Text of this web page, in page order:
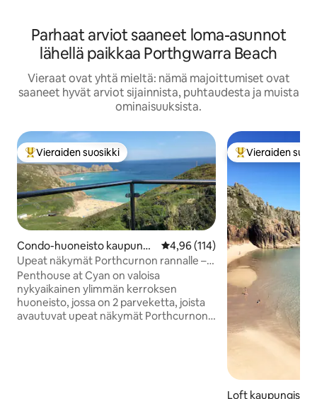
Parhaat arviot saaneet loma-asunnot
lähellä paikkaa Porthgwarra Beach
Vieraat ovat yhtä mieltä: nämä majoittumiset ovat
saaneet hyvät arviot sijainnista, puhtaudesta ja muista
ominaisuuksista.
Vieraiden suosikkien parhaimmistoa
Vieraiden suosikki
Condo-huoneisto kaupungi
ssa Porthcurno
Keskimääräinen arvio 4,96/5,
4,96 (114)
Upeat näkymät Porthcurnon rannalle – 6
hengen majoitus
Penthouse at Cyan on valoisa
nykyaikainen ylimmän kerroksen
huoneisto, jossa on 2 parveketta, joista
avautuvat upeat näkymät Porthcurnon
Vieraiden
Vieraiden
Loft kaupungissa